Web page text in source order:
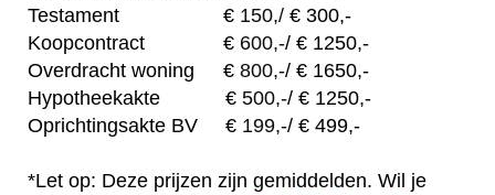
Testament
€ 150,/ € 300,-
Koopcontract
€ 600,-/ € 1250,-
Overdracht woning
€ 800,-/ € 1650,-
Hypotheekakte
€ 500,-/ € 1250,-
Oprichtingsakte BV € 199,-/ € 499,-
*Let op: Deze prijzen zijn gemiddelden. Wil je